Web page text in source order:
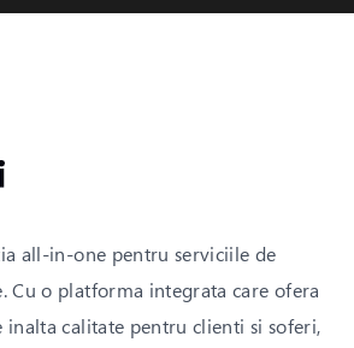
all-in-one pentru serviciile de
Cu o platforma integrata care ofera
calitate pentru clienti si soferi,